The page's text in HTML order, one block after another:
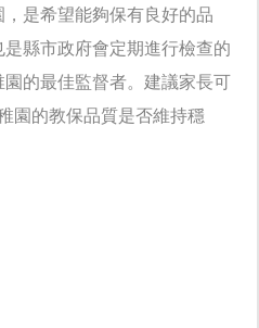
是希望能夠保有良好的品
縣市政府會定期進行檢查的
的最佳監督者。建議家長可
園的教保品質是否維持穩